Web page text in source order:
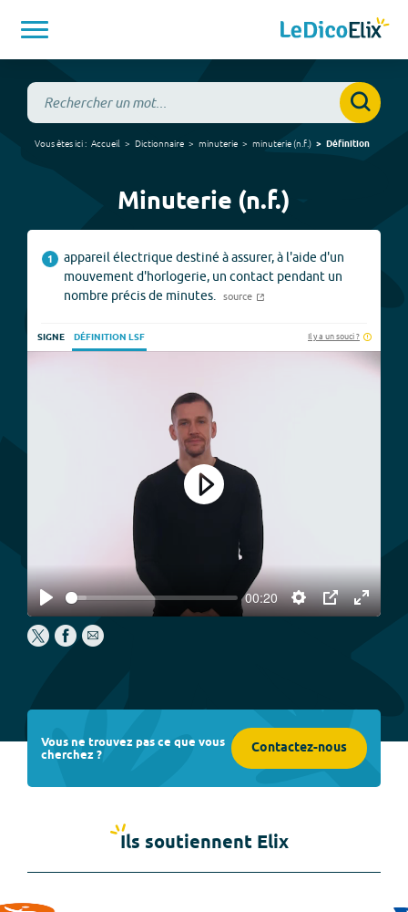
Vous êtes ici : Accueil Dictionnaire minuterie minuterie(n.f.) Définition
Minuterie (n.f.)
1
appareil électrique destiné à assurer, à l'aide d'un
mouvement d'horlogerie, un contact pendant un
nombre précis de minutes.
source
SIGNE DÉFINITION LSF Il y a un souci ?
Play
00:20
Settings
PIP
Enter
Play
Vous ne trouvez pas ce que vous
cherchez ? Contactez-nous
Ils soutiennent Elix